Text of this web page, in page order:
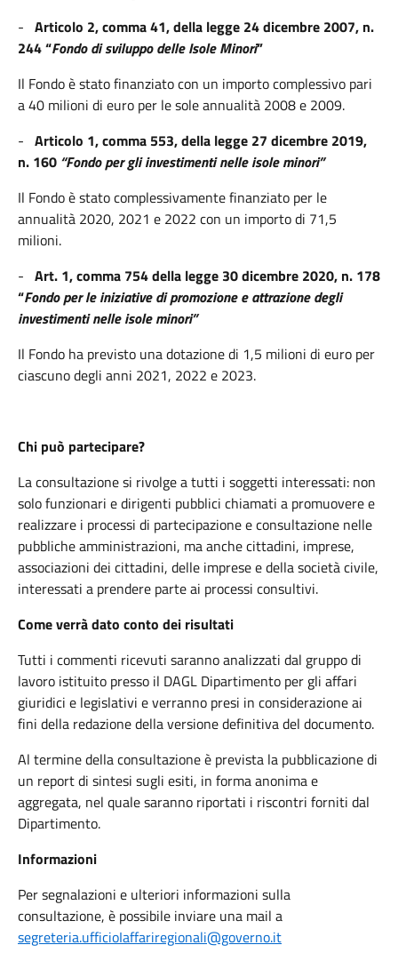
- Articolo 2, comma 41, della legge 24 dicembre 2007, n.
244 “Fondo di sviluppo delle Isole Minori”
Il Fondo è stato finanziato con un importo complessivo pari
a 40 milioni di euro per le sole annualità 2008 e 2009.
- Articolo 1, comma 553, della legge 27 dicembre 2019,
n. 160 “Fondo per gli investimenti nelle isole minori”
Il Fondo è stato complessivamente finanziato per le
annualità 2020, 2021 e 2022 con un importo di 71,5
milioni.
- Art. 1, comma 754 della legge 30 dicembre 2020, n. 178
“Fondo per le iniziative di promozione e attrazione degli
investimenti nelle isole minori”
Il Fondo ha previsto una dotazione di 1,5 milioni di euro per
ciascuno degli anni 2021, 2022 e 2023.
Chi può partecipare?
La consultazione si rivolge a tutti i soggetti interessati: non
solo funzionari e dirigenti pubblici chiamati a promuovere e
realizzare i processi di partecipazione e consultazione nelle
pubbliche amministrazioni, ma anche cittadini, imprese,
associazioni dei cittadini, delle imprese e della società civile,
interessati a prendere parte ai processi consultivi.
Come verrà dato conto dei risultati
Tutti i commenti ricevuti saranno analizzati dal gruppo di
lavoro istituito presso il DAGL Dipartimento per gli affari
giuridici e legislativi e verranno presi in considerazione ai
fini della redazione della versione definitiva del documento.
Al termine della consultazione è prevista la pubblicazione di
un report di sintesi sugli esiti, in forma anonima e
aggregata, nel quale saranno riportati i riscontri forniti dal
Dipartimento.
Informazioni
Per segnalazioni e ulteriori informazioni sulla
consultazione, è possibile inviare una mail a
segreteria.ufficioIaffariregionali@governo.it